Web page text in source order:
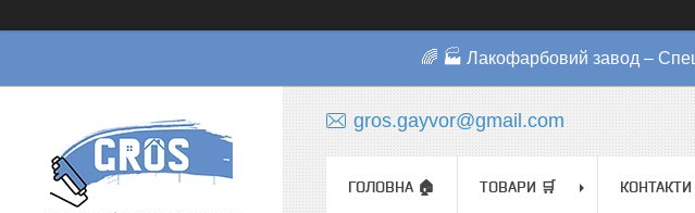
🌈 🏭 Лакофарбовий завод –
gros.gayvor@gmail.com
ГОЛОВНА 🏠 ТОВАРИ 🛒 КОНТАКТИ